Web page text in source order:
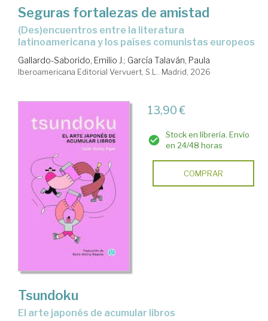
Seguras fortalezas de amistad
(des)encuentros entre la literatura
latinoamericana y los países comunistas europeos
Gallardo-Saborido, Emilio J.; García Talaván, Paula
Iberoamericana Editorial Vervuert, S.L.. Madrid, 2026
13,90 €
Stock en librería. Envío
en 24/48 horas
COMPRAR
Tsundoku
El arte japonés de acumular libros